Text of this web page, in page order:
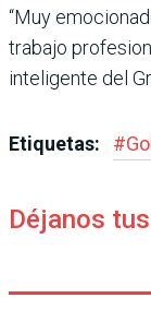
“Muy
trabajo
inteligente del
Etiquetas: #
Déjanos